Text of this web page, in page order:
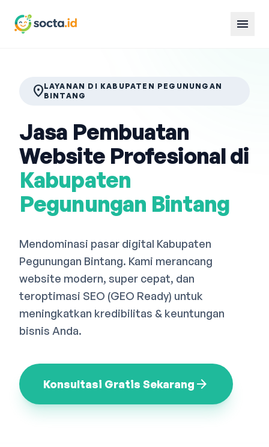
menu
Bahasa Indonesia English
location_onLAYANAN DI KABUPATEN PEGUNUNGAN
BINTANG
Jasa Pembuatan
Website Profesional di
Kabupaten
Pegunungan Bintang
Mendominasi pasar digital Kabupaten
Pegunungan Bintang. Kami merancang
website modern, super cepat, dan
teroptimasi SEO (GEO Ready) untuk
meningkatkan kredibilitas & keuntungan
bisnis Anda.
Konsultasi Gratis Sekarang arrow_forward